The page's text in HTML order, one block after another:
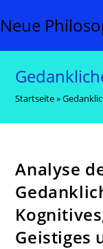
Inhalt
Neue
Startseite»
Analyse
Geistiges